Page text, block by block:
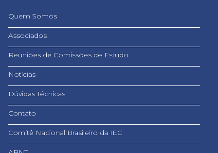
Quem Somos
Associados
Reuniões de Comissões de Estudo
Notícias
Dúvidas Técnicas
Contato
Comitê Nacional Brasileiro da IEC